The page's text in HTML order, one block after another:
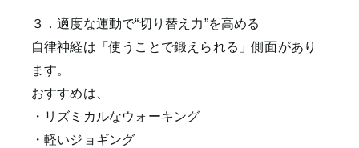
３．適度な運動で“切り替え力”を高める
自律神経は「使うことで鍛えられる」側面があり
ます。
おすすめは、
・リズミカルなウォーキング
・軽いジョギング